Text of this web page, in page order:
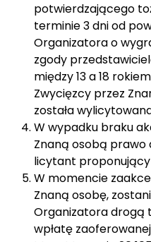
potwierdzającego
terminie 3 dni od
Organizatora o
zgody
między 13 a 18
Zwycięzcy przez
została
W wypadku braku
Znaną osobą prawo
licytant proponujący
W momencie
Znaną osobę,
Organizatora drogą
wpłatę